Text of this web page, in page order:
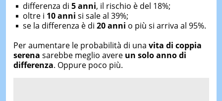
differenza di 5 anni, il rischio è del 18%;
oltre i 10 anni si sale al 39%;
se la differenza è di 20 anni o più si arriva al 95%.
Per aumentare le probabilità di una vita di coppia
serena sarebbe meglio avere un solo anno di
differenza. Oppure poco più.